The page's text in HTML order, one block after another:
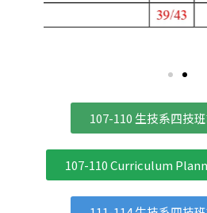
點擊這
裡
107-110 生技系四技
107-110 Curriculum